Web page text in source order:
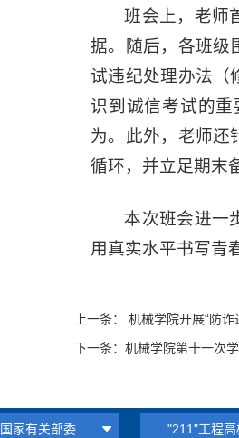
班会上，老师
据。随后，各班级
试违纪处理办法（
识到诚信考试的
为。此外，老师还
循环，并立足期末
本次班会进一
用真实水平书写青
上一条： 机械学院开展“防诈
下一条： 机械学院第十一次
国家有关部委 "211"工程高